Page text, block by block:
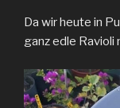
Da wir heute in
ganz edle